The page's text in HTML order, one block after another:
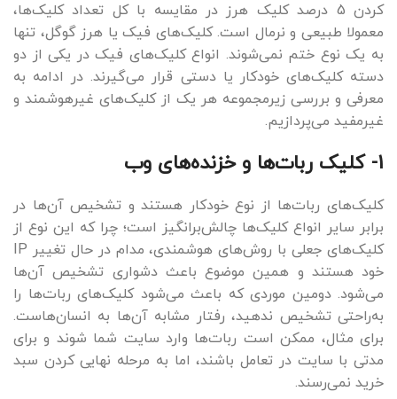
کردن 5 درصد کلیک هرز در مقایسه با کل تعداد کلیک‌ها،
معمولا طبیعی و نرمال است. کلیک‌های فیک یا هرز گوگل، تنها
به یک نوع ختم نمی‌شوند. انواع کلیک‌های فیک در یکی از دو
دسته کلیک‌های خودکار یا دستی قرار می‌گیرند. در ادامه به
معرفی و بررسی زیرمجموعه هر یک از کلیک‌های غیرهوشمند و
غیرمفید می‌پردازیم.
1- کلیک ربات‌ها و خزنده‌های وب
کلیک‌های ربات‌ها از نوع خودکار هستند و تشخیص آن‌ها در
برابر سایر انواع کلیک‌ها چالش‌برانگیز است؛ چرا که این نوع از
کلیک‌های جعلی با روش‌های هوشمندی، مدام در حال تغییر IP
خود هستند و همین موضوع باعث دشواری تشخیص آن‌ها
می‌شود. دومین موردی که باعث می‌شود کلیک‌های ربات‌ها را
به‌راحتی تشخیص ندهید، رفتار مشابه آن‌ها به انسان‌هاست.
برای مثال، ممکن است ربات‌ها وارد سایت شما شوند و برای
مدتی با سایت در تعامل باشند، اما به مرحله نهایی کردن سبد
خرید نمی‌رسند.